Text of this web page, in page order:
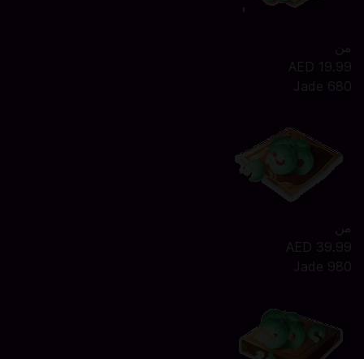
من
AED 19.99
680 Jade
من
AED 39.99
980 Jade